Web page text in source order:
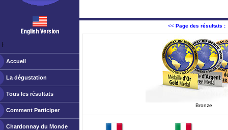
ￂﾠ
Accueil
La dégustation
Tous les résultats
Comment Participer
Chardonnay du Monde
<< Page des résultats :
Bronze